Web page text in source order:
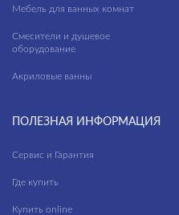
Мебель для ванных комнат
Смесители и душевое
оборудование
Акриловые ванны
ПОЛЕЗНАЯ ИНФОРМАЦИЯ
Сервис и Гарантия
Где купить
Купить online